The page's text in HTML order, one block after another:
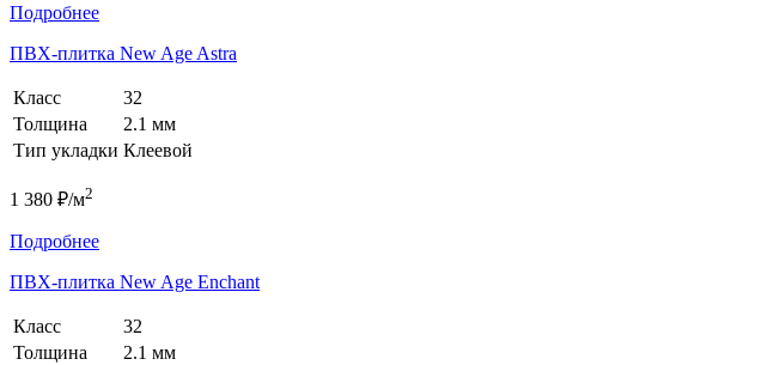
Подробнее
ПВХ-плитка New Age Astra
Класс
32
Толщина
2.1 мм
Тип укладки Клеевой
1 380 ₽/м2
Подробнее
ПВХ-плитка New Age Enchant
Класс
32
Толщина
2.1 мм